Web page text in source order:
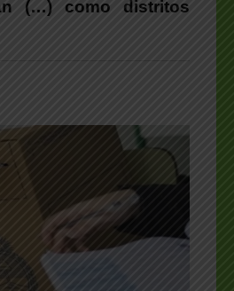
(…) como distritos